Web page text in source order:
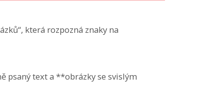
která rozpozná znaky na
psaný text a **obrázky se svislým